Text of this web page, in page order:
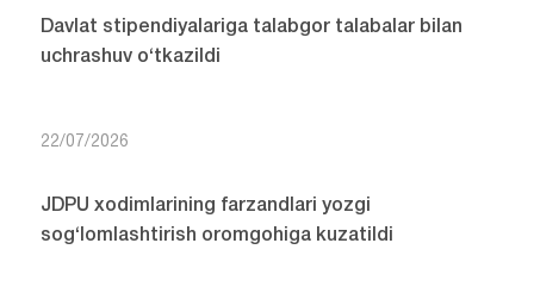
Davlat stipendiyalariga talabgor talabalar bilan
uchrashuv o‘tkazildi
22/07/2026
JDPU xodimlarining farzandlari yozgi
sog‘lomlashtirish oromgohiga kuzatildi